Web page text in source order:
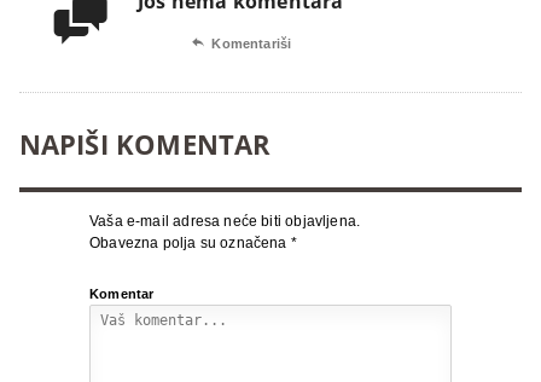
  Komentariši
NAPIŠI KOMENTAR
Vaša e-mail adresa neće biti objavljena.
Obavezna polja su označena *
Komentar